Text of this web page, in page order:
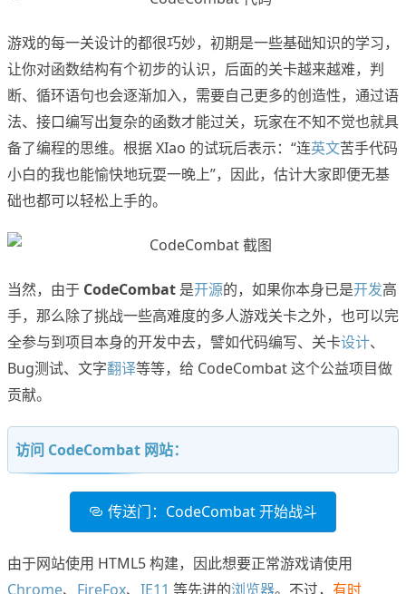
游戏的每一关设计的都很巧妙，初期是一些基础知识的学习，
让你对函数结构有个初步的认识，后面的关卡越来越难，判
断、循环语句也会逐渐加入，需要自己更多的创造性，通过语
法、接口编写出复杂的函数才能过关，玩家在不知不觉也就具
备了编程的思维。根据 XIao 的试玩后表示：“连英文苦手代码
小白的我也能愉快地玩耍一晚上”，因此，估计大家即便无基
础也都可以轻松上手的。
当然，由于 CodeCombat 是开源的，如果你本身已是开发高
手，那么除了挑战一些高难度的多人游戏关卡之外，也可以完
全参与到项目本身的开发中去，譬如代码编写、关卡设计、
Bug测试、文字翻译等等，给 CodeCombat 这个公益项目做
贡献。
访问 CodeCombat 网站：
传送门：CodeCombat 开始战斗
由于网站使用 HTML5 构建，因此想要正常游戏请使用
Chrome、 FireFox、 IE11 等先进的浏览器。不过， 有时